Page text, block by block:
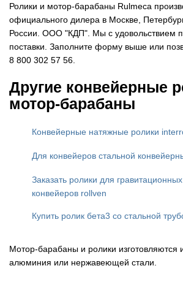
Ролики и мотор-барабаны Rulmeca
официального дилера в Москве,
России. ООО "КДП". Мы с удовольствием
поставки. Заполните форму выше или
8 800 302 57 56.
Другие конвейерные
мотор-барабаны
Конвейерные натяжные ролики
Для конвейеров стальной
Заказать ролики для
конвейеров rollven
Купить ролик бета3 со стальной
Мотор-барабаны и ролики изготовляются
алюминия или нержавеющей стали.